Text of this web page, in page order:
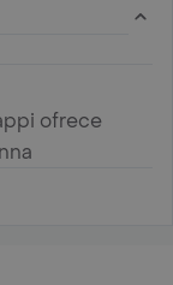
ofrece